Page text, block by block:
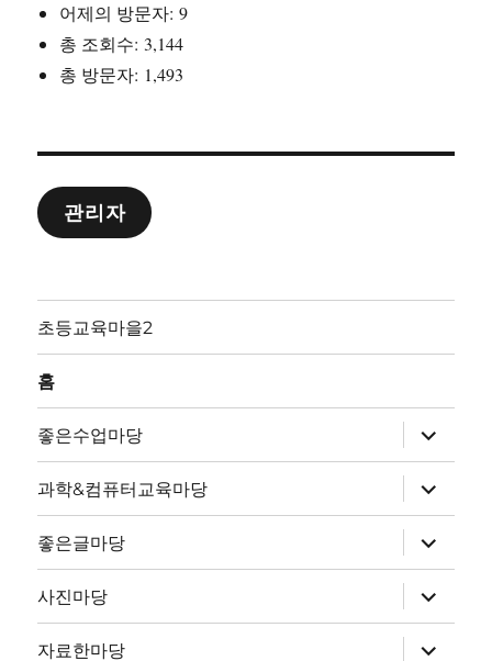
어제의 방문자:9
총 조회수: 3,144
총 방문자: 1,493
관리자
초등교육마을2
홈
좋은수업마당
위
메
뉴
확
장
과학&컴퓨터교육마당
위
메
뉴
확
장
좋은글마당
위
메
뉴
확
장
사진마당
위
메
뉴
자료한마당